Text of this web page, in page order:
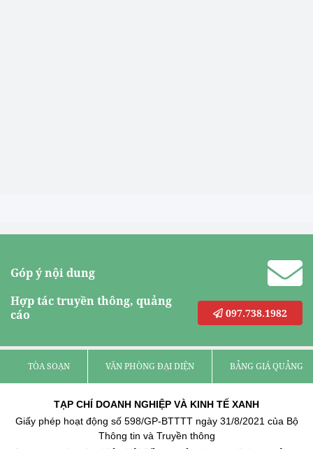
Góp ý nội dung
Hợp tác truyền thông, quảng
cáo
097.738.1982
TÒA SOẠN VĂN PHÒNG ĐẠI DIỆN BẢNG GIÁ QUẢNG
TẠP CHÍ DOANH NGHIỆP VÀ KINH TẾ XANH
Giấy phép hoạt động số 598/GP-BTTTT ngày 31/8/2021 của Bộ
Thông tin và Truyền thông